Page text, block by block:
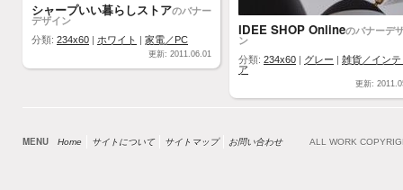
シャープいい暮らしストアのバナー
デザイン
分類: 234x60 ホワイト 家電／PC
更新: 2011.06.01
IDEE SHOP Onlineのバナーデ
ン
分類: 234x60 グレー
雑貨／インテ
ア
更新:
MENU Home サイトについて サイトマップ お問い合わせ ALL WORK